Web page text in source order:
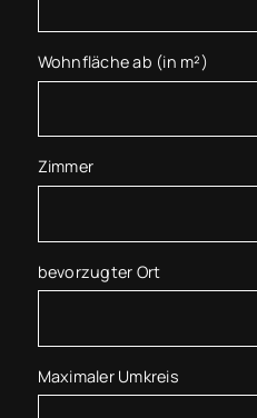
Wohnfläche ab (in m²)
Zimmer
bevorzugter Ort
Maximaler Umkreis